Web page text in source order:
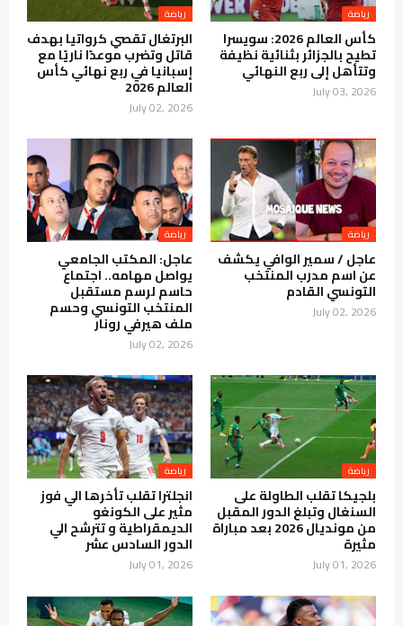
رياضة
كأس العالم 2026: سويسرا
تطيح بالجزائر بثنائية نظيفة
وتتأهل إلى ربع النهائي
July 03, 2026
رياضة
البرتغال تقصي كرواتيا بهدف
قاتل وتضرب موعدًا ناريًا مع
إسبانيا في ربع نهائي كأس
العالم 2026
July 02, 2026
رياضة
عاجل / سمير الوافي يكشف
عن اسم مدرب المنتخب
التونسي القادم
July 02, 2026
رياضة
عاجل: المكتب الجامعي
يواصل مهامه.. اجتماع
حاسم لرسم مستقبل
المنتخب التونسي وحسم
ملف هيرفي رونار
July 02, 2026
رياضة
بلجيكا تقلب الطاولة على
السنغال وتبلغ الدور المقبل
من مونديال 2026 بعد مباراة
مثيرة
July 01, 2026
رياضة
انجلترا تقلب تأخرها الي فوز
مثير على الكونغو
الديمقراطية و تترشح الي
الدور السادس عشر
July 01, 2026